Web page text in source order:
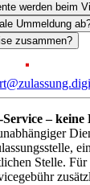
werden beim
Ummeldung
zusammen?
– keine
Stelle.